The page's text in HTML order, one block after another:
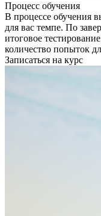
Процесс обучения
В процессе обучения
для вас темпе. По
итоговое
количество попыток
Записаться на курс